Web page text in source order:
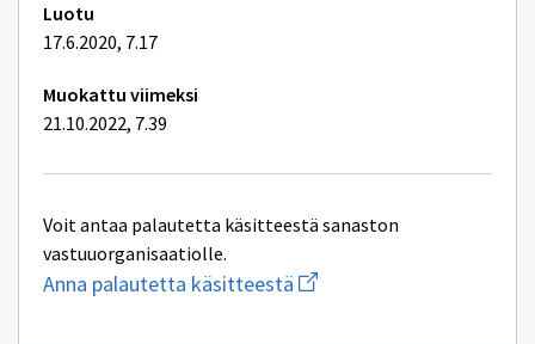
Luotu
17.6.2020, 7.17
Muokattu viimeksi
21.10.2022, 7.39
Voit antaa palautetta käsitteestä sanaston
vastuuorganisaatiolle.
Anna palautetta käsitteestä Aloita
uuden